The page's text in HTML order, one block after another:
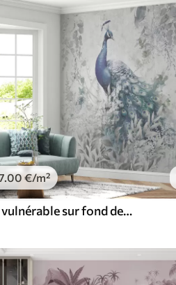
.00€/m²
Murale Paon vulnérable sur fond de béton grunge